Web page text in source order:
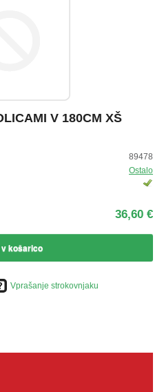
V 180CM XŠ
89478
Ostalo
36,60 €
košarico
Vprašanje strokovnjaku